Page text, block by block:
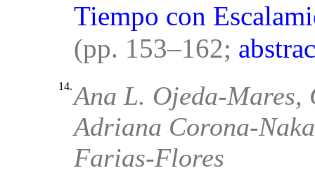
Tiempo con
(pp. 153–162;
14.Ana L. Ojeda-
Adriana Corona-
Farias-Flores